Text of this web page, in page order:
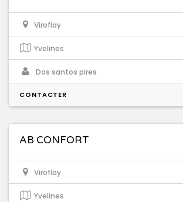
Viroflay
Yvelines
Dos santos pires
CONTACTER
AB CONFORT
Viroflay
Yvelines